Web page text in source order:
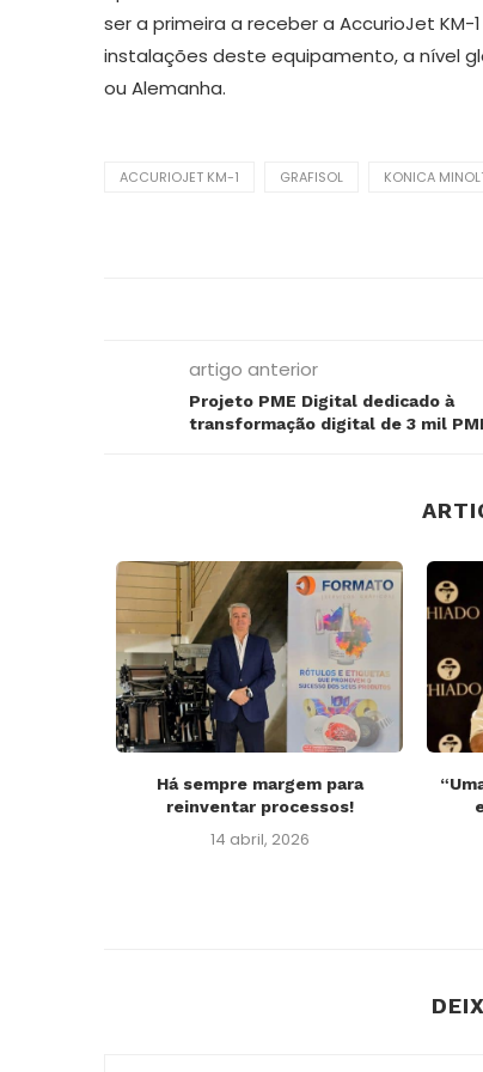
ser a primeira a receber a AccurioJet
instalações deste equipamento, a nível
ou Alemanha.
ACCURIOJET KM-1 GRAFISOL KONICA
artigo anterior
Projeto PME Digital dedicado à
transformação digital de 3 mil
Há sempre margem para
reinventar processos!
14 abril, 2026